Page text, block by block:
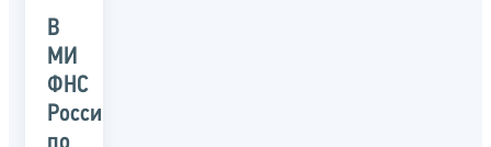
В
МИ
ФНС
России